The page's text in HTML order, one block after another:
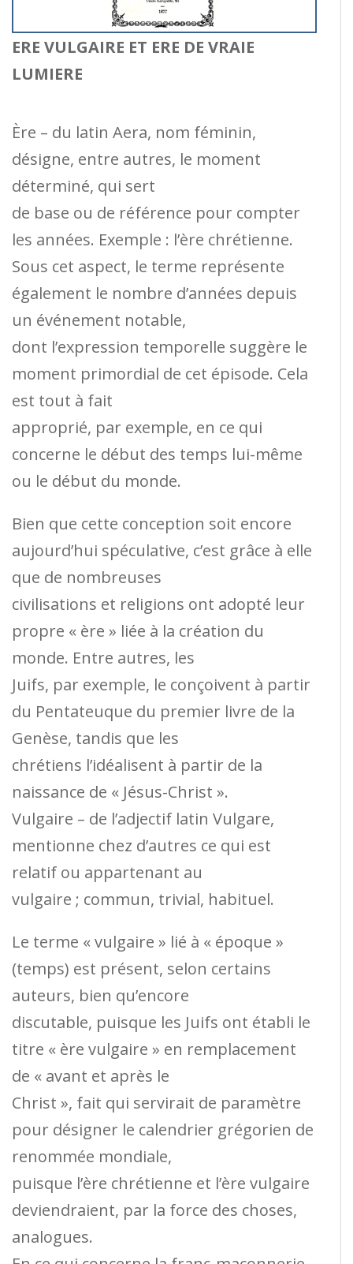
ERE VULGAIRE ET ERE DE VRAIE
LUMIERE
Ère – du latin Aera, nom féminin,
désigne, entre autres, le moment
déterminé, qui sert
de base ou de référence pour compter
les années. Exemple : l’ère chrétienne.
Sous cet aspect, le terme représente
également le nombre d’années depuis
un événement notable,
dont l’expression temporelle suggère le
moment primordial de cet épisode. Cela
est tout à fait
approprié, par exemple, en ce qui
concerne le début des temps lui-même
ou le début du monde.
Bien que cette conception soit encore
aujourd’hui spéculative, c’est grâce à elle
que de nombreuses
civilisations et religions ont adopté leur
propre « ère » liée à la création du
monde. Entre autres, les
Juifs, par exemple, le conçoivent à partir
du Pentateuque du premier livre de la
Genèse, tandis que les
chrétiens l’idéalisent à partir de la
naissance de « Jésus-Christ ».
Vulgaire – de l’adjectif latin Vulgare,
mentionne chez d’autres ce qui est
relatif ou appartenant au
vulgaire ; commun, trivial, habituel.
Le terme « vulgaire » lié à « époque »
(temps) est présent, selon certains
auteurs, bien qu’encore
discutable, puisque les Juifs ont établi le
titre « ère vulgaire » en remplacement
de « avant et après le
Christ », fait qui servirait de paramètre
pour désigner le calendrier grégorien de
renommée mondiale,
puisque l’ère chrétienne et l’ère vulgaire
deviendraient, par la force des choses,
analogues.